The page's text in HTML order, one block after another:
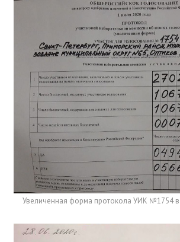
Увеличенная форма протокола УИК №1754 в